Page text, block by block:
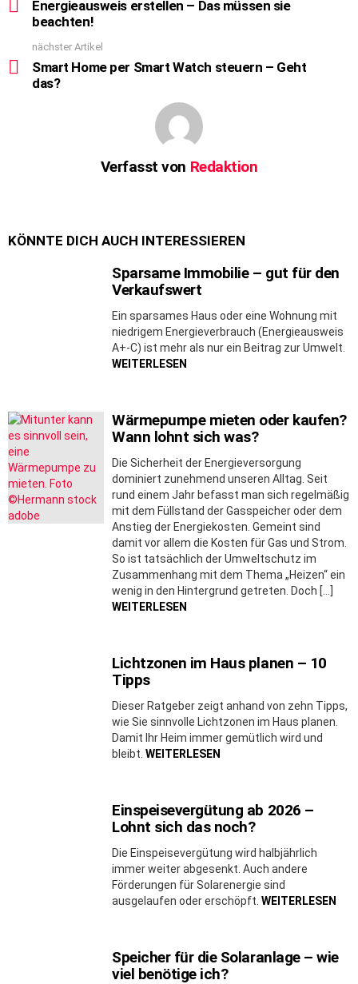
moreEnergieausweis erstellen – Das müssen sie
beachten!
nächster Artikel
Smart Home per Smart Watch steuern – Geht
das?
Verfasst von Redaktion
KÖNNTE DICH AUCH INTERESSIEREN
Sparsame Immobilie – gut für den
Verkaufswert
Ein sparsames Haus oder eine Wohnung mit
niedrigem Energieverbrauch (Energieausweis
A+-C) ist mehr als nur ein Beitrag zur Umwelt.
WEITERLESEN
Wärmepumpe mieten oder kaufen?
Wann lohnt sich was?
Die Sicherheit der Energieversorgung
dominiert zunehmend unseren Alltag. Seit
rund einem Jahr befasst man sich regelmäßig
mit dem Füllstand der Gasspeicher oder dem
Anstieg der Energiekosten. Gemeint sind
damit vor allem die Kosten für Gas und Strom.
So ist tatsächlich der Umweltschutz im
Zusammenhang mit dem Thema „Heizen“ ein
wenig in den Hintergrund getreten. Doch […]
WEITERLESEN
Lichtzonen im Haus planen – 10
Tipps
Dieser Ratgeber zeigt anhand von zehn Tipps,
wie Sie sinnvolle Lichtzonen im Haus planen.
Damit Ihr Heim immer gemütlich wird und
bleibt. WEITERLESEN
Einspeisevergütung ab 2026 –
Lohnt sich das noch?
Die Einspeisevergütung wird halbjährlich
immer weiter abgesenkt. Auch andere
Förderungen für Solarenergie sind
ausgelaufen oder erschöpft. WEITERLESEN
Speicher für die Solaranlage – wie
viel benötige ich?